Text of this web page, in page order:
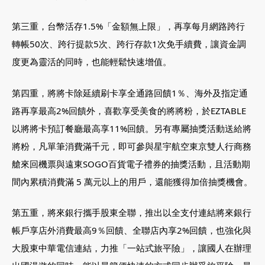
第三重，台幣活存1.5%「金額無上限」，再享每月網路跨行
轉帳50次、跨行提款5次、跨行存款1次免手續費，讓資金調
度更為靈活的同時，也能輕鬆快速增值。
第四重，將將卡除延續刷卡享全通路回饋1％、海外及指定通
路再享最高2%回饋外，喜歡享受美食的將將粉，於EZTABLE
以將將卡預訂餐廳最高享11%回饋。另有專屬抽獎活動送給將
將粉，凡單筆消費滿千元，即可參與星宇航空東京雙人行商務
艙來回機票與遠東SOGO百貨電子禮券的抽獎活動，且活動期
間內累積消費滿 5 萬元以上的用戶，還能獲得加倍抽獎機會。
第五重，將來銀行攜手股東全聯，推出以全支付連結將來銀行
帳戶享店外消費最高9％回饋、全聯店內享2%回饋，也強化與
大股東中華電信連結，力推「一站式旅平險」，讓國人在辦理